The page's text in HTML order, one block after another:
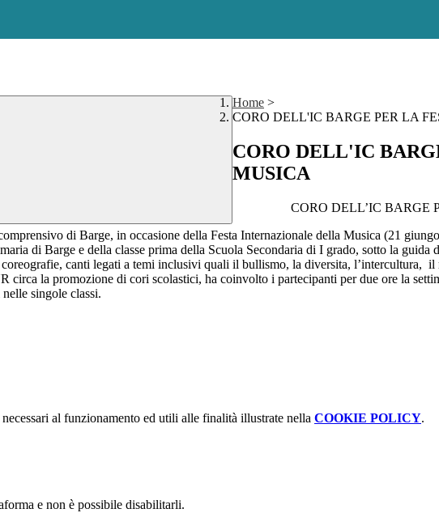
Home >
CORO DELL'IC BARGE PER LA
CORO DELL'IC
MUSICA
CORO DELL’IC BARGE
di Barge, in occasione della Festa Internazionale della Musica (21
di Barge e della classe prima della Scuola Secondaria di I grado, sotto la guida
canti legati a temi inclusivi quali il bullismo, la diversita, l’intercultura, il
circa la promozione di cori scolastici, ha coinvolto i partecipanti per due ore la
singole classi.
al funzionamento ed utili alle finalità illustrate nella COOKIE POLICY.
e non è possibile disabilitarli.